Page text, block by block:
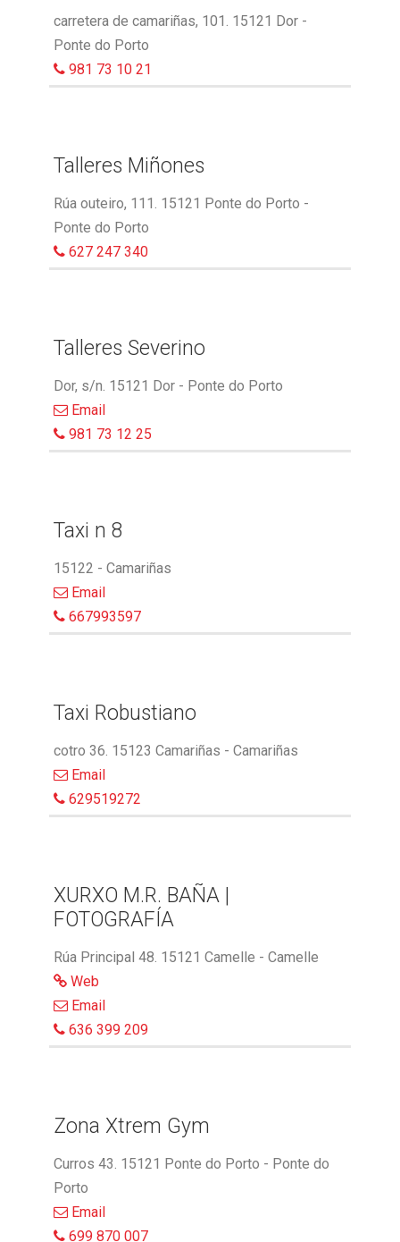
carretera de camariñas, 101. 15121 Dor -
Ponte do Porto
981 73 10 21
Talleres Miñones
Rúa outeiro, 111. 15121 Ponte do Porto -
Ponte do Porto
627 247 340
Talleres Severino
Dor, s/n. 15121 Dor - Ponte do Porto
Email
981 73 12 25
Taxi n 8
15122 - Camariñas
Email
667993597
Taxi Robustiano
cotro 36. 15123 Camariñas - Camariñas
Email
629519272
XURXO M.R. BAÑA |
FOTOGRAFÍA
Rúa Principal 48. 15121 Camelle - Camelle
Web
Email
636 399 209
Zona Xtrem Gym
Curros 43. 15121 Ponte do Porto - Ponte do
Porto
Email
699 870 007